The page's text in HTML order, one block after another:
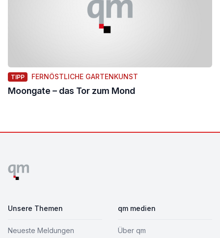
TIPP FERNÖSTLICHE GARTENKUNST
Moongate – das Tor zum Mond
Unsere Themen
Neueste Meldungen
qm medien
Über qm